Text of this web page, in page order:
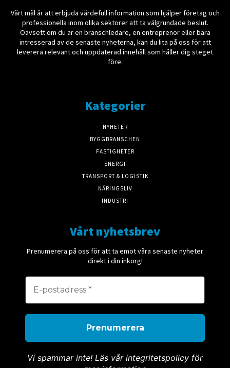
Vårt mål är att erbjuda värdefull information som hjälper företag och
professionella inom olika sektorer att ta välgrundade beslut.
Oavsett om du är en branschledare, en entreprenör eller bara
intresserad av de senaste nyheterna, kan du lita på oss för att
leverera relevant och uppdaterad innehåll som håller dig steget
före.
Kategorier
NYHETER
BYGGBRANSCHEN
FASTIGHETER
ENERGI
TRANSPORT & LOGISTIK
NÄRINGSLIV
INDUSTRI
Vårt nyhetsbrev
Prenumerera på oss för att ta emot våra senaste nyheter
direkt i din inkorg!
Vi spammar inte! Läs vår integritetspolicy för